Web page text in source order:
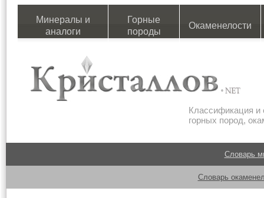
Минералы и
аналоги
Горные
породы
Окаменелости
Классификация и
горных пород,
Словарь
Словарь